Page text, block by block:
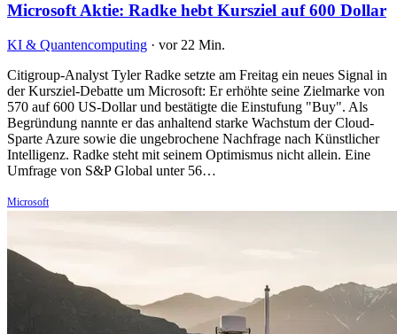
Microsoft Aktie: Radke hebt Kursziel auf 600 Dollar
KI & Quantencomputing · vor 22 Min.
Citigroup-Analyst Tyler Radke setzte am Freitag ein neues Signal in
der Kursziel-Debatte um Microsoft: Er erhöhte seine Zielmarke von
570 auf 600 US-Dollar und bestätigte die Einstufung "Buy". Als
Begründung nannte er das anhaltend starke Wachstum der Cloud-
Sparte Azure sowie die ungebrochene Nachfrage nach Künstlicher
Intelligenz. Radke steht mit seinem Optimismus nicht allein. Eine
Umfrage von S&P Global unter 56…
Microsoft